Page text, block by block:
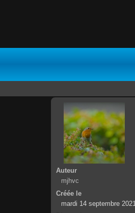
Auteur
mjhvc
Créée le
mardi 14 septembre 2021